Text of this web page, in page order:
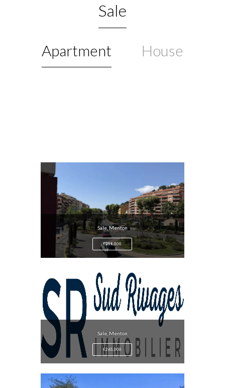
Sale
Apartment House
Sale, Menton
€258,000
Sale, Menton
€265,000